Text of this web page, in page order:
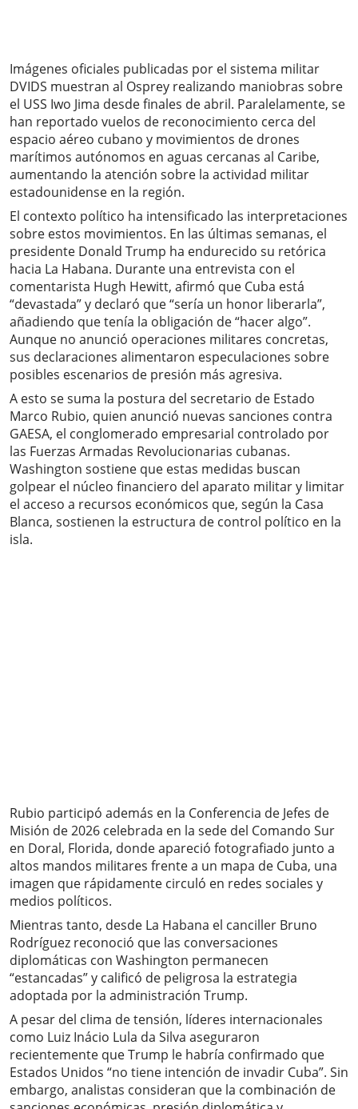
Imágenes oficiales publicadas por el sistema militar
DVIDS muestran al Osprey realizando maniobras sobre
el USS Iwo Jima desde finales de abril. Paralelamente, se
han reportado vuelos de reconocimiento cerca del
espacio aéreo cubano y movimientos de drones
marítimos autónomos en aguas cercanas al Caribe,
aumentando la atención sobre la actividad militar
estadounidense en la región.
El contexto político ha intensificado las interpretaciones
sobre estos movimientos. En las últimas semanas, el
presidente Donald Trump ha endurecido su retórica
hacia La Habana. Durante una entrevista con el
comentarista Hugh Hewitt, afirmó que Cuba está
“devastada” y declaró que “sería un honor liberarla”,
añadiendo que tenía la obligación de “hacer algo”.
Aunque no anunció operaciones militares concretas,
sus declaraciones alimentaron especulaciones sobre
posibles escenarios de presión más agresiva.
A esto se suma la postura del secretario de Estado
Marco Rubio, quien anunció nuevas sanciones contra
GAESA, el conglomerado empresarial controlado por
las Fuerzas Armadas Revolucionarias cubanas.
Washington sostiene que estas medidas buscan
golpear el núcleo financiero del aparato militar y limitar
el acceso a recursos económicos que, según la Casa
Blanca, sostienen la estructura de control político en la
isla.
Rubio participó además en la Conferencia de Jefes de
Misión de 2026 celebrada en la sede del Comando Sur
en Doral, Florida, donde apareció fotografiado junto a
altos mandos militares frente a un mapa de Cuba, una
imagen que rápidamente circuló en redes sociales y
medios políticos.
Mientras tanto, desde La Habana el canciller Bruno
Rodríguez reconoció que las conversaciones
diplomáticas con Washington permanecen
“estancadas” y calificó de peligrosa la estrategia
adoptada por la administración Trump.
A pesar del clima de tensión, líderes internacionales
como Luiz Inácio Lula da Silva aseguraron
recientemente que Trump le habría confirmado que
Estados Unidos “no tiene intención de invadir Cuba”. Sin
embargo, analistas consideran que la combinación de